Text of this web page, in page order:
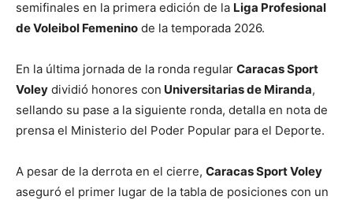
semifinales en la primera edición de la Liga Profesional
de Voleibol Femenino de la temporada 2026.
En la última jornada de la ronda regular Caracas Sport
Voley dividió honores con Universitarias de Miranda,
sellando su pase a la siguiente ronda, detalla en nota de
prensa el Ministerio del Poder Popular para el Deporte.
A pesar de la derrota en el cierre, Caracas Sport Voley
aseguró el primer lugar de la tabla de posiciones con un